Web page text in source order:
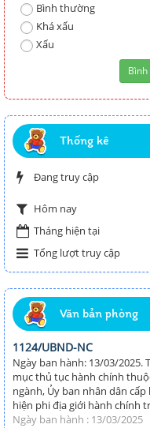
Bình thường
Khá xấu
Xấu
Thống kê
Đang truy cập
Hôm nay
Tháng hiện tại
Tổng lượt truy cập
Văn bản phòng
1124/UBND-NC
Ngày ban hành: 13/03/2025.
mục thủ tục hành chính
ngành, Ủy ban nhân dân
hiện phi địa giới hành chính
Ngày ban hành : 13/03/2025